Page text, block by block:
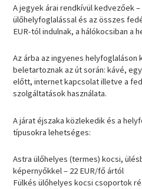
A jegyek árai rendkívül kedvezőek
ülőhelyfoglalással és az összes
EUR-tól indulnak, a hálókocsiban a
Az árba az ingyenes
beletartoznak az út során: kávé,
előtt, internet kapcsolat illetve a
szolgáltatások használata.
A járat éjszaka közlekedik és a
típusokra lehetséges:
Astra ülőhelyes (termes) kocsi,
képernyőkkel – 22 EUR/fő ártól
Fülkés ülőhelyes kocsi csoportok